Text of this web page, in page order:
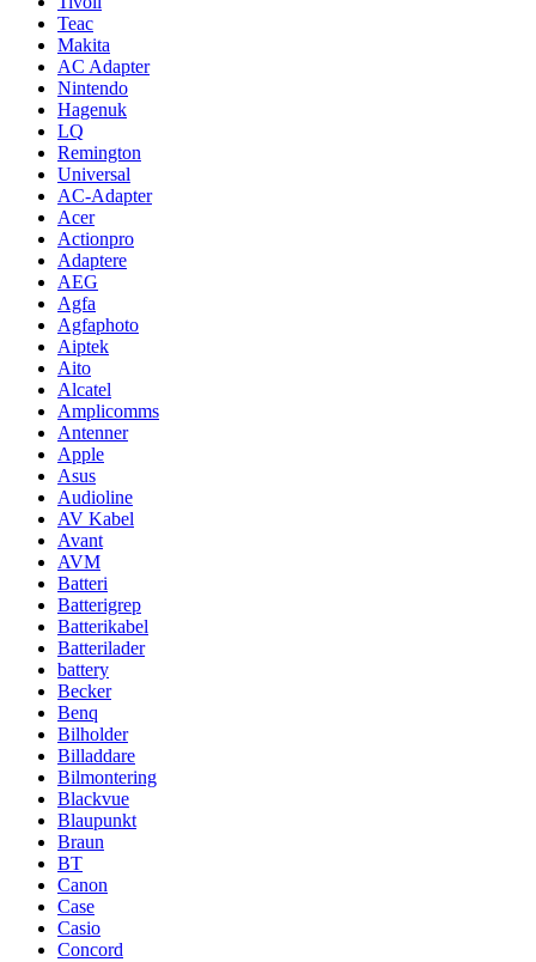
Teac
Makita
AC Adapter
Nintendo
Hagenuk
LQ
Remington
Universal
AC-Adapter
Acer
Actionpro
Adaptere
AEG
Agfa
Agfaphoto
Aiptek
Aito
Alcatel
Amplicomms
Antenner
Apple
Asus
Audioline
AV Kabel
Avant
AVM
Batteri
Batterigrep
Batterikabel
Batterilader
battery
Becker
Benq
Bilholder
Billaddare
Bilmontering
Blackvue
Blaupunkt
Braun
BT
Canon
Case
Casio
Concord